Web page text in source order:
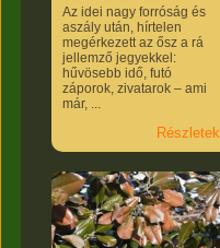
Az idei nagy forróság és
aszály után, hírtelen
megérkezett az ősz a rá
jellemző jegyekkel:
hűvösebb idő, futó
záporok, zivatarok – ami
már, ...
Részletek